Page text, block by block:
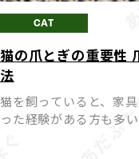
CAT
猫の爪とぎの重要性
法
猫を飼っていると、家
った経験がある方も多